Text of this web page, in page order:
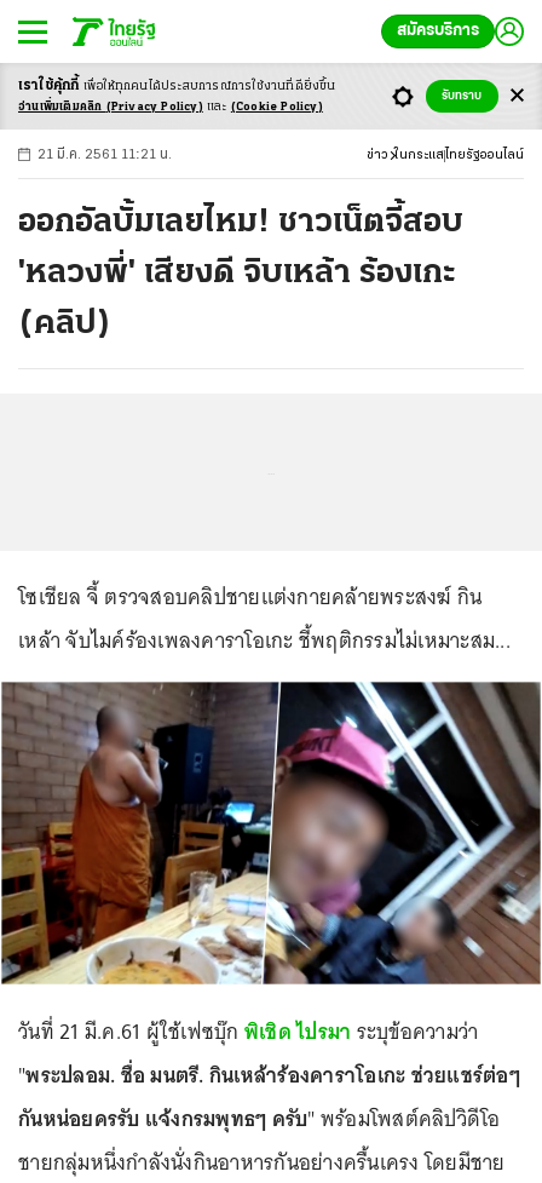
สมัครบริการ
-ก ก ก+
21 มี.ค. 2561 11:21 น. ข่าว ในกระแส ไทยรัฐออนไลน์
ออกอัลบั้มเลยไหม! ชาวเน็ตจี้สอบ
'หลวงพี่' เสียงดี จิบเหล้า ร้องเกะ
(คลิป)
โซเชียล จี้ ตรวจสอบคลิปชายแต่งกายคล้ายพระสงฆ์ กิน
เหล้า จับไมค์ร้องเพลงคาราโอเกะ ชี้พฤติกรรมไม่เหมาะสม...
วันที่ 21 มี.ค.61 ผู้ใช้เฟซบุ๊ก พิเชิด ไปรมา ระบุข้อความว่า
"พระปลอม. ชื่อ มนตรี. กินเหล้าร้องคาราโอเกะ ช่วยแชร์ต่อๆ
กันหน่อยครรับ แจ้งกรมพุทธๆ ครับ" พร้อมโพสต์คลิปวิดีโอ
ชายกลุ่มหนึ่งกำลังนั่งกินอาหารกันอย่างครื้นเครง โดยมีชาย
เราใช้คุ้กกี้ เพื่อให้ทุกคนได้ประสบการณ์การใช้งานที่ดียิ่งขึ้น
อ่านเพิ่มเติมคลิก (Privacy Policy) และ (Cookie Policy)
รับทราบ